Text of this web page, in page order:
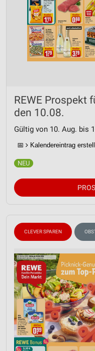
REWE Prospekt
den 10.08.
Gültig von 10. Aug. bis
📅 Kalendereintrag
CLEVER SPAREN